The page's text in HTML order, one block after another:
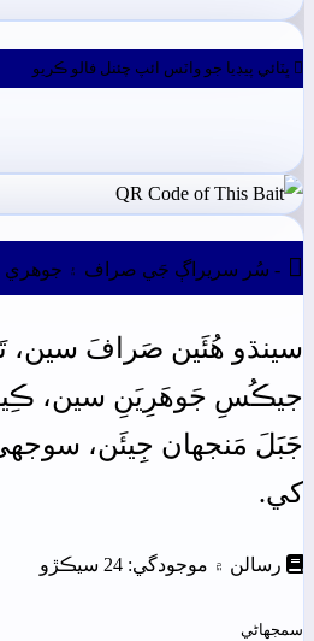
ڀٽائي پيڊيا جو واٽس ائپ چئنل فالو ڪريو
 - سُر سريراڳ جَي صراف ۽ جوھري
سينڌو ھُئَين صَرافَ سين،
جيڪُسِ جَوھَرِيَنِ سين،
جَبَلَ مَنجهان جِيئَن،
کي.
رسالن ۾ موجودگي: 24 سيڪڙو
سمجهاڻي